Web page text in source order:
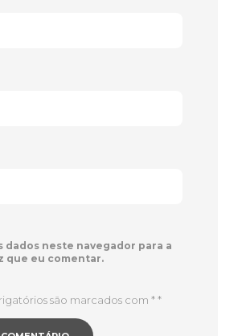
dados neste navegador para a
que eu comentar.
são marcados com **